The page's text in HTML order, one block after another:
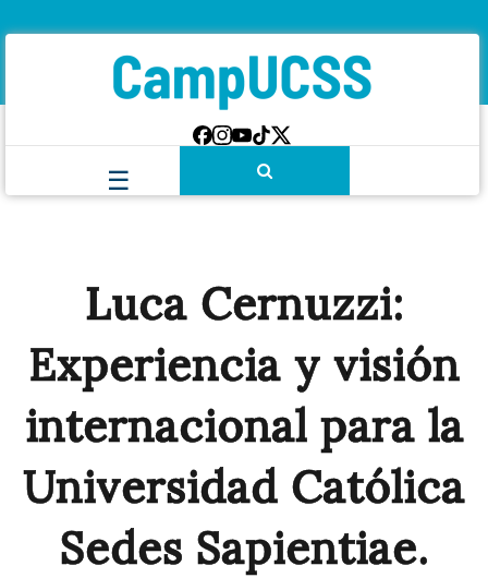
Luca Cernuzzi:
Experiencia y visión
internacional para la
Universidad Católica
Sedes Sapientiae.